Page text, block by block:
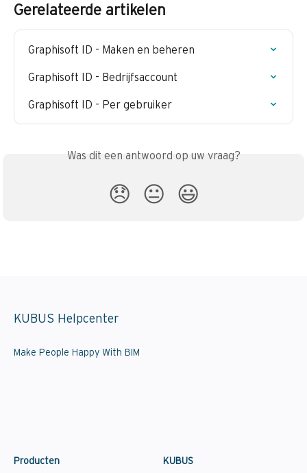
Gerelateerde artikelen
Graphisoft ID - Maken en beheren
Graphisoft ID - Bedrijfsaccount
Graphisoft ID - Per gebruiker
Was dit een antwoord op uw vraag?
😞 😐 😃
KUBUS Helpcenter
Make People Happy With BIM
Producten KUBUS